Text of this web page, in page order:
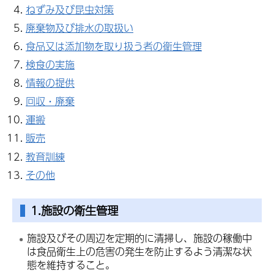
ねずみ及び昆虫対策
廃棄物及び排水の取扱い
食品又は添加物を取り扱う者の衛生管理
検食の実施
情報の提供
回収・廃棄
運搬
販売
教育訓練
その他
1.施設の衛生管理
施設及びその周辺を定期的に清掃し、施設の稼働中
は食品衛生上の危害の発生を防止するよう清潔な状
態を維持すること。